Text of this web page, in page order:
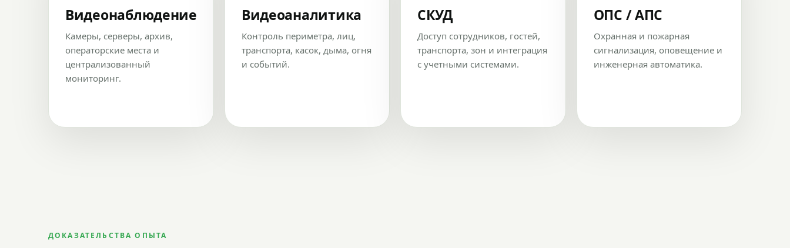
Видеонаблюдение
Камеры, серверы, архив,
операторские места и
централизованный
мониторинг.
Видеоаналитика
Контроль периметра, лиц,
транспорта, касок, дыма, огня
и событий.
СКУД
Доступ сотрудников, гостей,
транспорта, зон и интеграция
с учетными системами.
ОПС / АПС
Охранная и пожарная
сигнализация, оповещение и
инженерная автоматика.
ДОКАЗАТЕЛЬСТВА ОПЫТА